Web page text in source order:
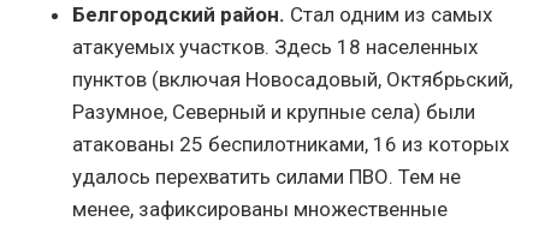
Белгородский район. Стал одним из самых
атакуемых участков. Здесь 18 населенных
пунктов (включая Новосадовый, Октябрьский,
Разумное, Северный и крупные села) были
атакованы 25 беспилотниками, 16 из которых
удалось перехватить силами ПВО. Тем не
менее, зафиксированы множественные